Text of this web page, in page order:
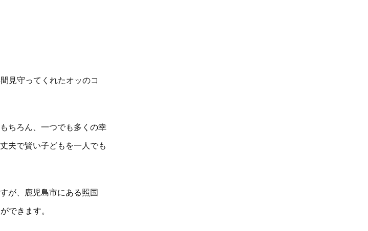
見守ってくれたオッのコ
ちろん、一つでも多くの幸
夫で賢い子どもを一人でも
が、鹿児島市にある照国
できます。